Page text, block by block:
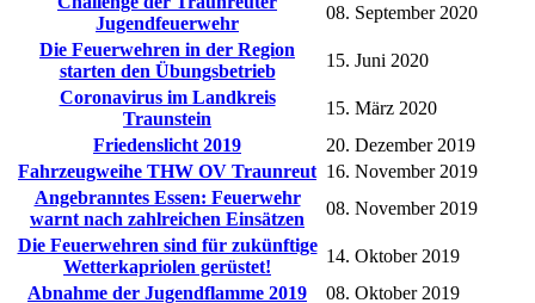
Jugendfeuerwehr
08. September 2020
Die Feuerwehren in der Region
starten den Übungsbetrieb
15. Juni 2020
Coronavirus im Landkreis
Traunstein
15. März 2020
Friedenslicht 2019
20. Dezember 2019
Fahrzeugweihe THW OV Traunreut 16. November 2019
Angebranntes Essen: Feuerwehr
warnt nach zahlreichen Einsätzen
08. November 2019
Die Feuerwehren sind für zukünftige
Wetterkapriolen gerüstet!
14. Oktober 2019
Abnahme der Jugendflamme 2019
08. Oktober 2019